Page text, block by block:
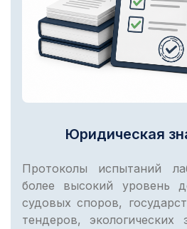
Юридическая
Протоколы испытаний
более высокий уровень
судовых споров,
тендеров, экологических